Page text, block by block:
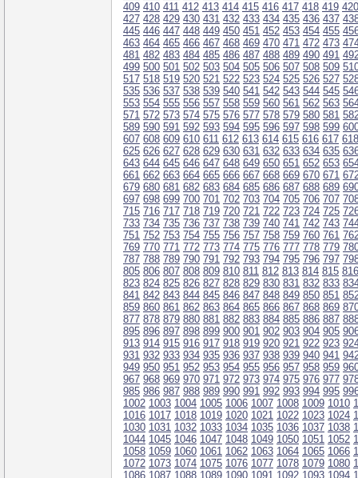
409 410 411 412 413 414 415 416 417 418 419 420
427 428 429 430 431 432 433 434 435 436 437
445 446 447 448 449 450 451 452 453 454 455
463 464 465 466 467 468 469 470 471 472 473
481 482 483 484 485 486 487 488 489 490 491
499 500 501 502 503 504 505 506 507 508 509
517 518 519 520 521 522 523 524 525 526 527
535 536 537 538 539 540 541 542 543 544 545
553 554 555 556 557 558 559 560 561 562 563
571 572 573 574 575 576 577 578 579 580 581
589 590 591 592 593 594 595 596 597 598 599
607 608 609 610 611 612 613 614 615 616 617 618
625 626 627 628 629 630 631 632 633 634 635
643 644 645 646 647 648 649 650 651 652 653
661 662 663 664 665 666 667 668 669 670 671
679 680 681 682 683 684 685 686 687 688 689
697 698 699 700 701 702 703 704 705 706 707
715 716 717 718 719 720 721 722 723 724 725
733 734 735 736 737 738 739 740 741 742 743
751 752 753 754 755 756 757 758 759 760 761
769 770 771 772 773 774 775 776 777 778 779
787 788 789 790 791 792 793 794 795 796 797
805 806 807 808 809 810 811 812 813 814 815 816
823 824 825 826 827 828 829 830 831 832 833
841 842 843 844 845 846 847 848 849 850 851
859 860 861 862 863 864 865 866 867 868 869
877 878 879 880 881 882 883 884 885 886 887
895 896 897 898 899 900 901 902 903 904 905
913 914 915 916 917 918 919 920 921 922 923
931 932 933 934 935 936 937 938 939 940 941
949 950 951 952 953 954 955 956 957 958 959
967 968 969 970 971 972 973 974 975 976 977
985 986 987 988 989 990 991 992 993 994 995
1002 1003 1004 1005 1006 1007 1008 1009 1010
1016 1017 1018 1019 1020 1021 1022 1023 1024
1030 1031 1032 1033 1034 1035 1036 1037 1038
1044 1045 1046 1047 1048 1049 1050 1051 1052
1058 1059 1060 1061 1062 1063 1064 1065 1066
1072 1073 1074 1075 1076 1077 1078 1079 1080
1086 1087 1088 1089 1090 1091 1092 1093 1094